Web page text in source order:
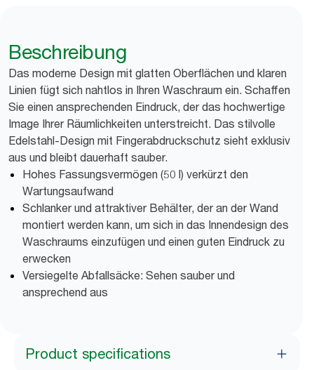
Beschreibung
Das moderne Design mit glatten Oberflächen und klaren
Linien fügt sich nahtlos in Ihren Waschraum ein. Schaffen
Sie einen ansprechenden Eindruck, der das hochwertige
Image Ihrer Räumlichkeiten unterstreicht. Das stilvolle
Edelstahl-Design mit Fingerabdruckschutz sieht exklusiv
aus und bleibt dauerhaft sauber.
Hohes Fassungsvermögen (50 l) verkürzt den
Wartungsaufwand
Schlanker und attraktiver Behälter, der an der Wand
montiert werden kann, um sich in das Innendesign des
Waschraums einzufügen und einen guten Eindruck zu
erwecken
Versiegelte Abfallsäcke: Sehen sauber und
ansprechend aus
Product specifications